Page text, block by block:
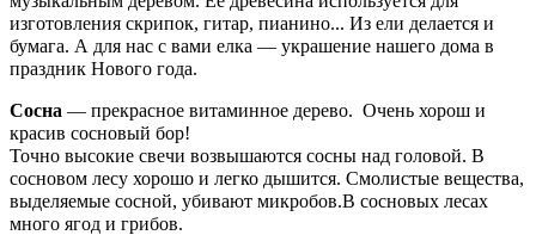
изготовления скрипок, гитар, пианино... Из ели делается и
бумага. А для нас с вами елка — украшение нашего дома в
праздник Нового года.
Сосна — прекрасное витаминное дерево. Очень хорош и
красив сосновый бор!
Точно высокие свечи возвышаются сосны над головой. В
сосновом лесу хорошо и легко дышится. Смолистые вещества,
выделяемые сосной, убивают микробов.В сосновых лесах
много ягод и грибов.